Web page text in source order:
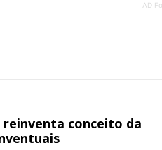
Acesso aos conteúdosAD
reinventa conceito da